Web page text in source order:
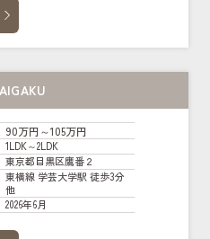
90万円～105万円
1LDK～2LDK
東京都目黒区鷹番２
東横線 学芸大学駅 徒歩3分
他
2026年6月